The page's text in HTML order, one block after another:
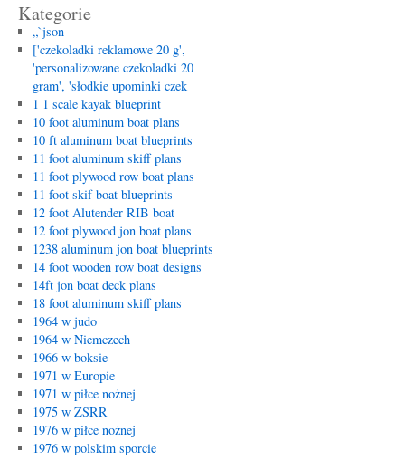
Kategorie
„`json
['czekoladki reklamowe 20 g',
'personalizowane czekoladki 20
gram', 'słodkie upominki czek
1 1 scale kayak blueprint
10 foot aluminum boat plans
10 ft aluminum boat blueprints
11 foot aluminum skiff plans
11 foot plywood row boat plans
11 foot skif boat blueprints
12 foot Alutender RIB boat
12 foot plywood jon boat plans
1238 aluminum jon boat blueprints
14 foot wooden row boat designs
14ft jon boat deck plans
18 foot aluminum skiff plans
1964 w judo
1964 w Niemczech
1966 w boksie
1971 w Europie
1971 w piłce nożnej
1975 w ZSRR
1976 w piłce nożnej
1976 w polskim sporcie